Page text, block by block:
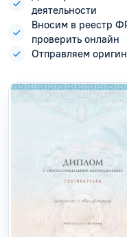
деятельности
Вносим в реестр
проверить онлайн
Отправляем